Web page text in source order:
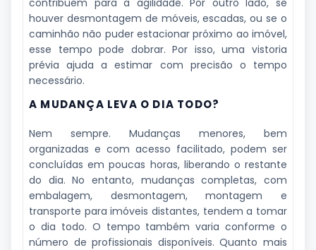
contribuem para a agilidade. Por outro lado, se
houver desmontagem de móveis, escadas, ou se o
caminhão não puder estacionar próximo ao imóvel,
esse tempo pode dobrar. Por isso, uma vistoria
prévia ajuda a estimar com precisão o tempo
necessário.
A MUDANÇA LEVA O DIA TODO?
Nem sempre. Mudanças menores, bem
organizadas e com acesso facilitado, podem ser
concluídas em poucas horas, liberando o restante
do dia. No entanto, mudanças completas, com
embalagem, desmontagem, montagem e
transporte para imóveis distantes, tendem a tomar
o dia todo. O tempo também varia conforme o
número de profissionais disponíveis. Quanto mais